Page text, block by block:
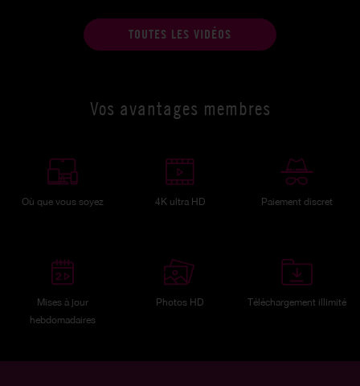
TOUTES LES VIDÉOS
Vos avantages membres
Où que vous soyez 4K ultra HD Paiement discret
Mises à jour
hebdomadaires
Photos HD Téléchargement illimité